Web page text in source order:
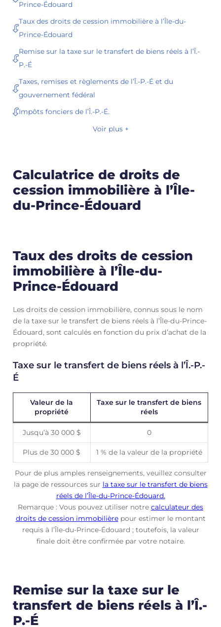
Prince-Édouard
Taux des droits de cession immobilière à l’Île-du-
Prince-Édouard
Remise sur la taxe sur le transfert de biens réels à l’Î.-
P.-É
Taxes, remises et règlements de l’Î.-P.-É et du
gouvernement fédéral
Impôts fonciers de l’Î.-P.-É.
Voir plus +
Calculatrice de droits de
cession immobilière à l’Île-
du-Prince-Édouard
Taux des droits de cession
immobilière à l’Île-du-
Prince-Édouard
Les droits de cession immobilière, connus sous le nom
de la taxe sur le transfert de biens réels à l’Île-du-Prince-
Édouard, sont calculés en fonction du prix d’achat de la
propriété.
Taxe sur le transfert de biens réels à l’Î.-P.-
É
Valeur de la
propriété
Taxe sur le transfert de biens
réels
Jusqu’à 30 000 $ 0
Plus de 30 000 $ 1 % de la valeur de la propriété
Pour de plus amples renseignements, veuillez consulter
la page de ressources sur la taxe sur le transfert de biens
réels de l’Île-du-Prince-Édouard.
Remarque : Vous pouvez utiliser notre calculateur des
droits de cession immobilièrepour estimer le montant
requis à l’Île-du-Prince-Édouard ; toutefois, la valeur
finale doit être confirmée par votre notaire.
Remise sur la taxe sur le
transfert de biens réels à l’Î.-
P.-É